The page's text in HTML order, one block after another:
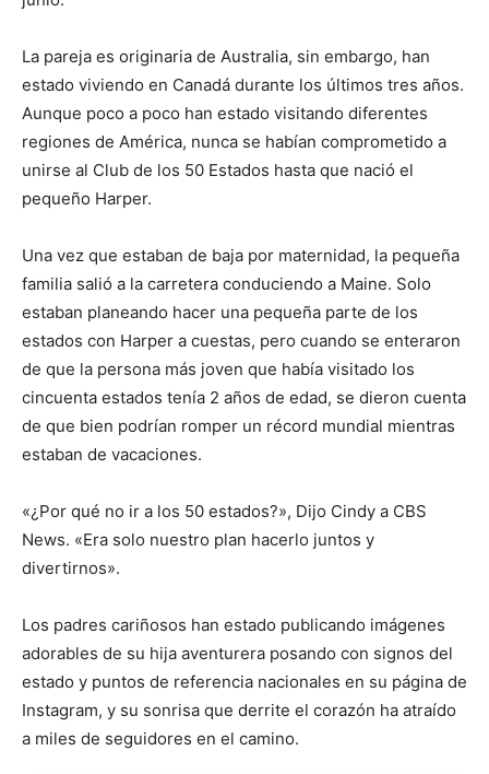
La pareja es originaria de Australia, sin embargo, han
estado viviendo en Canadá durante los últimos tres años.
Aunque poco a poco han estado visitando diferentes
regiones de América, nunca se habían comprometido a
unirse al Club de los 50 Estados hasta que nació el
pequeño Harper.
Una vez que estaban de baja por maternidad, la pequeña
familia salió a la carretera conduciendo a Maine. Solo
estaban planeando hacer una pequeña parte de los
estados con Harper a cuestas, pero cuando se enteraron
de que la persona más joven que había visitado los
cincuenta estados tenía 2 años de edad, se dieron cuenta
de que bien podrían romper un récord mundial mientras
estaban de vacaciones.
«¿Por qué no ir a los 50 estados?», Dijo Cindy a CBS
News. «Era solo nuestro plan hacerlo juntos y
divertirnos».
Los padres cariñosos han estado publicando imágenes
adorables de su hija aventurera posando con signos del
estado y puntos de referencia nacionales en su página de
Instagram, y su sonrisa que derrite el corazón ha atraído
a miles de seguidores en el camino.